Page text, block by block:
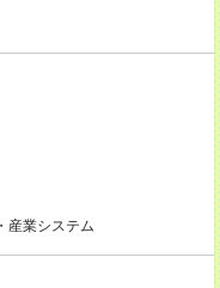
業システム